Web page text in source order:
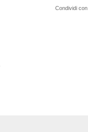
Condividi con